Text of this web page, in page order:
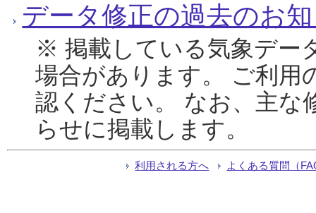
データ修正の過去のお
※ 掲載している気象デー
場合があります。 ご利用
認ください。 なお、主な
らせに掲載します。
利用される方へ よくある質問（